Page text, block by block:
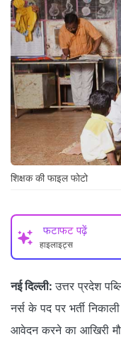
शिक्षक की फाइल फोटो
फटाफट पढ़ें
हाइलाइट्स
नई दिल्ली: उत्तर प्रदेश
नर्स के पद पर भर्ती
आवेदन करने का आखिरी